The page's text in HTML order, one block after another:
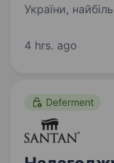
України,
послуг
4 hrs. ago
Deferment